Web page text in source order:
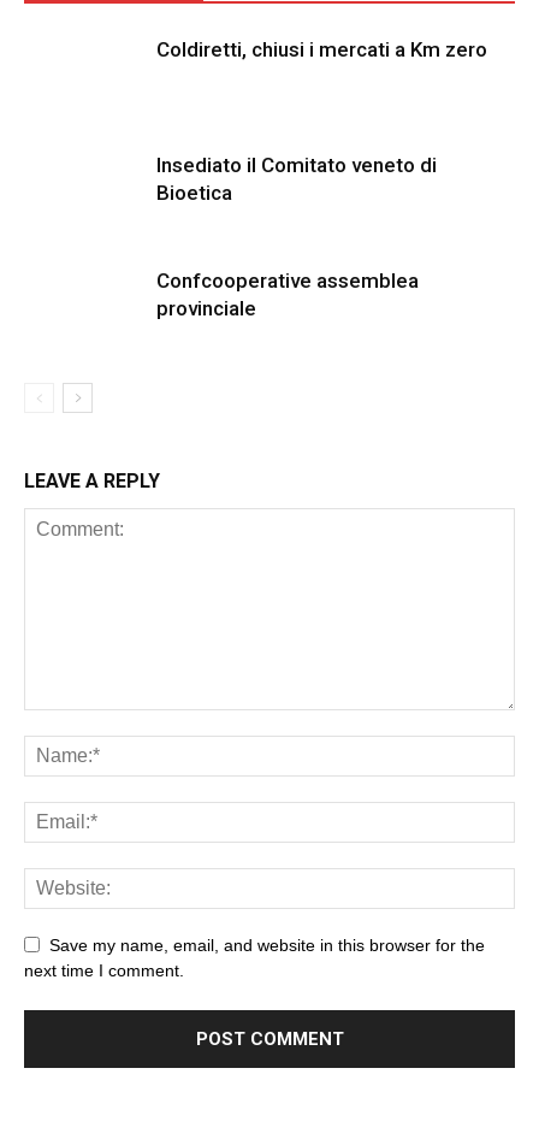
Coldiretti, chiusi i mercati a Km zero
Insediato il Comitato veneto di
Bioetica
Confcooperative assemblea
provinciale
LEAVE A REPLY
Save my name, email, and website in this browser for the
next time I comment.